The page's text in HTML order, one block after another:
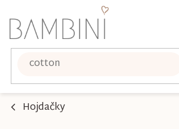
na
obsah
Hojdačky